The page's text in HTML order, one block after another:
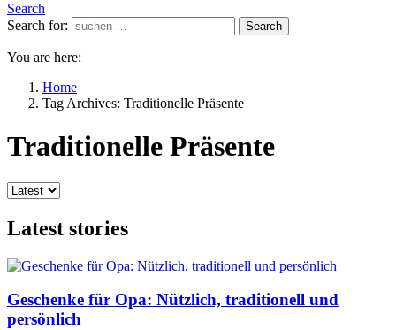
Search
Search for:
Search
You are here:
Home
Tag Archives: Traditionelle Präsente
Traditionelle Präsente
Latest stories
Geschenke für Opa: Nützlich, traditionell und
persönlich